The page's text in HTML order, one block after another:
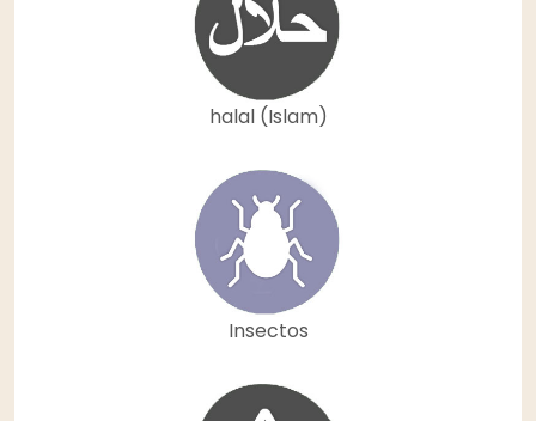
halal (Islam)
Insectos